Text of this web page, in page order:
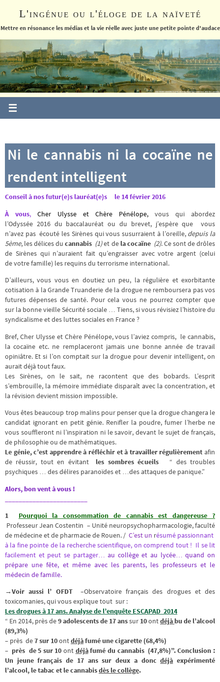
le
L'ingénue ou l'éloge de la naïveté
Mettre en résonance les médias et la vie réelle avec juste une petite pointe d'audace
Ni le cannabis ni la cocaïne ne
rendent intelligent
Conseil à nos futur(e)s lauréat(e)s
le 14 février 2016
À vous, Cher Ulysse et Chère Pénélope, vous qui abordez
l’Odyssée 2016 du baccalauréat ou du brevet, j’espère que vous
n’avez pas écouté les Sirènes qui vous susurraient à l’oreille, depuis la
5ème, les délices ducannabis (1)et de la cocaïne (2). Ce sont de drôles
de Sirènes qui n’auraient fait qu’engraisser avec votre argent (celui
de votre famille) les requins du terrorisme international.
D’ailleurs, vous vous en doutiez un peu, la régulière et exorbitante
cotisation à la Grande Truanderie de la drogue ne remboursera pas vos
futures dépenses de santé. Pour cela vous ne pourrez compter que
sur la bonne vieille Sécurité sociale … Tiens, si vous révisiez l’histoire du
syndicalisme et des luttes sociales en France ?
Bref, Cher Ulysse et Chère Pénélope, vous l’aviez compris, le cannabis,
la cocaïne etc. ne remplaceront jamais une bonne année de travail
opiniâtre. Et si l’on comptait sur la drogue pour devenir intelligent, on
aurait déjà tout faux.
Les Sirènes, on le sait, ne racontent que des bobards. L’esprit
s’embrouille, la mémoire immédiate disparaît avec la concentration, et
la révision devient mission impossible.
Vous êtes beaucoup trop malins pour penser que la drogue changera le
candidat ignorant en petit génie. Renifler la poudre, fumer l’herbe ne
vous souffleront ni l’inspiration ni le savoir, devant le sujet de français,
de philosophie ou de mathématiques.
Le génie, c’est apprendre à réfléchir et à travailler régulièrement afin
de réussir, tout en évitant les sombres écueils “ des troubles
psychiques … des délires paranoïdes et …des attaques de panique.”
Alors, bon vent à vous !
1 Pourquoi la consommation de cannabis est dangereuse ?
Professeur Jean Costentin – Unité neuropsychopharmacologie, faculté
de médecine et de pharmacie de Rouen. / C’est un résumé passionnant
à la fine pointe de la recherchescientifique, on comprend tout ! Il se lit
facilement et peut se partager… au collège et au lycée… quand on
prépare une fête, et même avec les parents, les professeurs et le
médecin de famille.
→Voir aussi l’ OFDT –Observatoire français des drogues et des
toxicomanies, qui vous explique tout sur :
Les drogues à 17 ans. Analyse de l’enquête ESCAPAD 2014
“ En 2014, près de9 adolescents de 17 anssur 10ontdéjà bu de l’alcool
(89,3%)
– près de7 sur 10ontdéjàfumé une cigarette (68,4%)
– près de 5 sur 10 ont déjàfumé du cannabis (47,8%)”.Conclusion :
Un jeune français de 17 ans sur deux a doncdéjà expérimenté
l’alcool, le tabac et le cannabisdès le collège.